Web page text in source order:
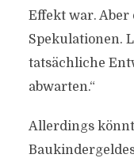
Effekt war. Aber
Spekulationen.
tatsächliche
abwarten.“
Allerdings